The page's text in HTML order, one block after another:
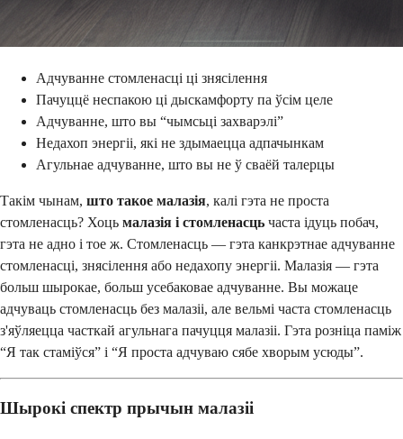
Адчуванне стомленасці ці знясілення
Пачуццё неспакою ці дыскамфорту па ўсім целе
Адчуванне, што вы “чымсьці захварэлі”
Недахоп энергіі, які не здымаецца адпачынкам
Агульнае адчуванне, што вы не ў сваёй талерцы
Такім чынам, што такое малазія, калі гэта не проста
стомленасць? Хоць малазія і стомленасць часта ідуць побач,
гэта не адно і тое ж. Стомленасць — гэта канкрэтнае адчуванне
стомленасці, знясілення або недахопу энергіі. Малазія — гэта
больш шырокае, больш усебаковае адчуванне. Вы можаце
адчуваць стомленасць без малазіі, але вельмі часта стомленасць
з'яўляецца часткай агульнага пачуцця малазіі. Гэта розніца паміж
“Я так стаміўся” і “Я проста адчуваю сябе хворым усюды”.
Шырокі спектр прычын малазіі